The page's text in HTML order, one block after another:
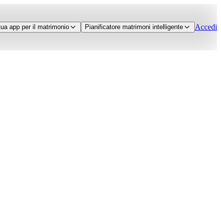
app per il matrimonio Pianificatore matrimoni intelligente Accedi